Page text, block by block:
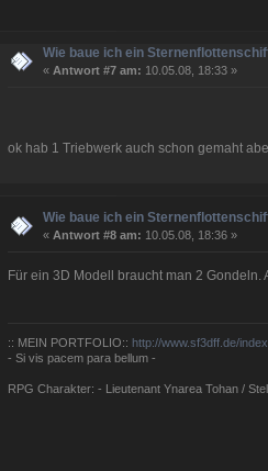
Wie baue ich ein
« Antwort #7 am: 10.05.08, 18:33 »
ok hab 1 Triebwerk auch schon gemaht
Wie baue ich ein
« Antwort #8 am: 10.05.08, 18:36 »
Für ein 3D Modell braucht man 2
:: MEIN PORTFOLIO:: http://www.sf3dff.de/
- Si vis pacem para bellum -
RPG Charakter: - Lieutenant Ynarea Tohan /